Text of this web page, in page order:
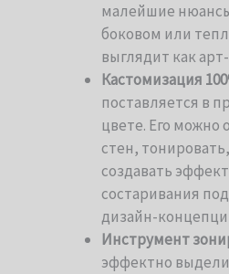
малейшие
боковом или
выглядит как
Кастомизация
поставляется в
цвете. Его можно
стен,
создавать
состаривания
дизайн-
Инструмент
эффектно